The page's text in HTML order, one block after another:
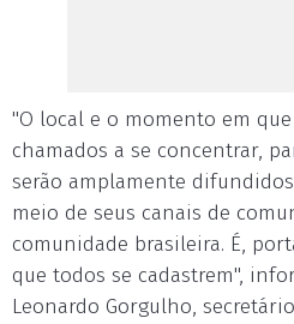
"O local e o momento em
chamados a se concentrar,
serão amplamente
meio de seus canais de
comunidade brasileira. É,
que todos se cadastrem",
Leonardo Gorgulho,